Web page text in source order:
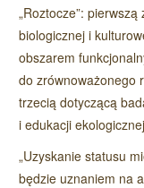
„Roztocze”:
biologicznej i
obszarem
do zrównoważonego
trzecią dotyczącą
i edukacji
„Uzyskanie statusu
będzie uznaniem na